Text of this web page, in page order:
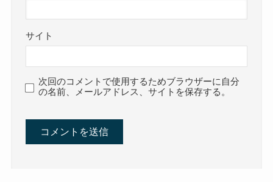
サイト
次回のコメントで使用するためブラウザーに自分
の名前、メールアドレス、サイトを保存する。